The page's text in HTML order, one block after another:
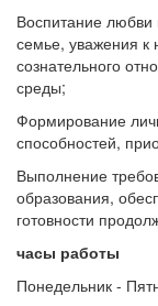
Воспитание любви
семье, уважения
сознательного
среды;
Формирование
способностей,
Выполнение
образования,
готовности
часы работы
Понедельник -